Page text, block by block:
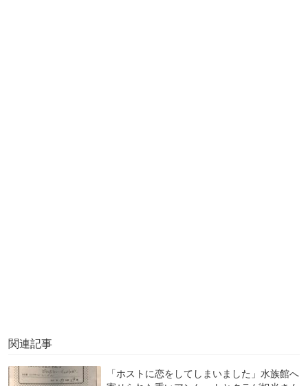
関連記事
「ホストに恋をしてしまいました」水族館へ